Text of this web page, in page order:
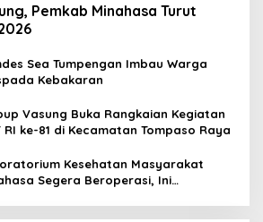
Pemkab Minahasa Turut
Sea Tumpengan Imbau Warga
Kebakaran
Vasung Buka Rangkaian Kegiatan
RI ke-81 di Kecamatan Tompaso Raya
Kesehatan Masyarakat
Segera Beroperasi, Ini